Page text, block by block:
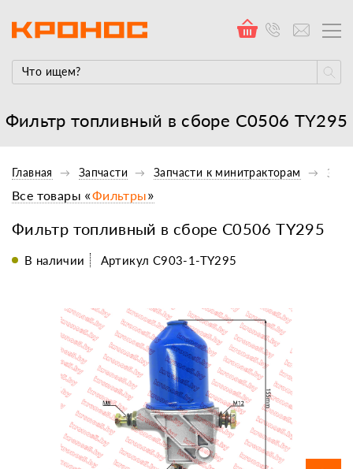
Фильтр топливный в сборе С0506 TY295
Главная Запчасти Запчасти к минитракторам
Фильтр топливный в сборе С0506 TY295
Все товары «Фильтры»
В наличии Артикул C903-1-TY295